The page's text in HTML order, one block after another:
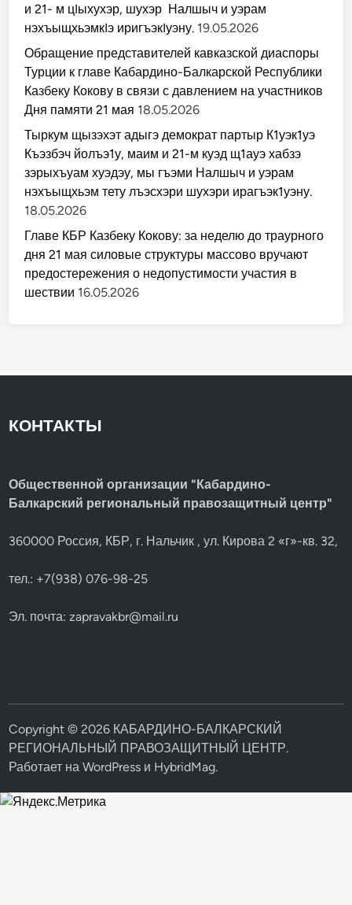
и 21- м цIыхухэр, шухэр Налшыч и уэрам
нэхъыщхьэмкIэ иригъэкIуэну. 19.05.2026
Обращение представителей кавказской диаспоры
Турции к главе Кабардино-Балкарской Республики
Казбеку Кокову в связи с давлением на участников
Дня памяти 21 мая 18.05.2026
Тыркум щызэхэт адыгэ демократ партыр К1уэк1уэ
Къэзбэч йолъэ1у, маим и 21-м куэд щ1ауэ хабзэ
зэрыхъуам хуэдэу, мы гъэми Налшыч и уэрам
нэхъыщхьэм тету лъэсхэри шухэри ирагъэк1уэну.
18.05.2026
Главе КБР Казбеку Кокову: за неделю до траурного
дня 21 мая силовые структуры массово вручают
предостережения о недопустимости участия в
шествии 16.05.2026
КОНТАКТЫ
Общественной организации "Кабардино-
Балкарский региональный правозащитный центр"
360000 Россия, КБР, г. Нальчик , ул. Кирова 2 «г»-кв. 32,
тел.: +7(938) 076-98-25
Эл. почта:zapravakbr@mail.ru
Copyright © 2026 КАБАРДИНО-БАЛКАРСКИЙ
РЕГИОНАЛЬНЫЙ ПРАВОЗАЩИТНЫЙ ЦЕНТР.
Работает наWordPress и HybridMag.